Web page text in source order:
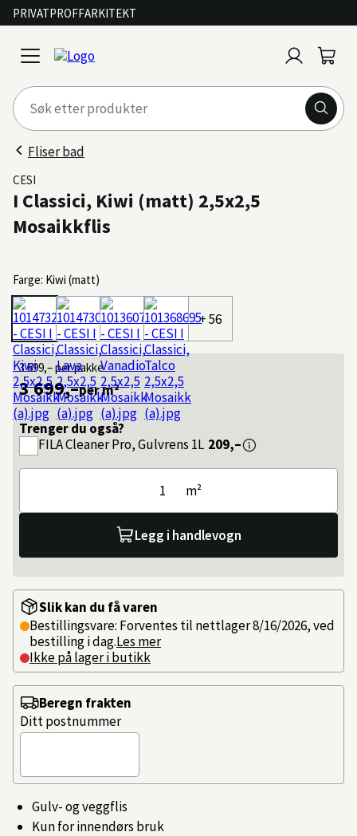
PRIVATPROFFARKITEKT
open
menu
inn
Fliser bad
CESI
I Classici, Kiwi (matt) 2,5x2,5
Mosaikkflis
Farge: Kiwi (matt)
+ 56
3 699,–per pakke
3 699,–per m²
Trenger du også?
FILACleaner Pro, Gulvrens 1L 209,–
m²
Legg i handlevogn
Slik kan du få varen
Bestillingsvare: Forventes til nettlager 8/16/2026, ved
bestilling i dag.Les mer
Ikke på lager i butikk
Gulv- og veggflis
Kun for innendørs bruk
Beregn frakten
Ditt postnummer